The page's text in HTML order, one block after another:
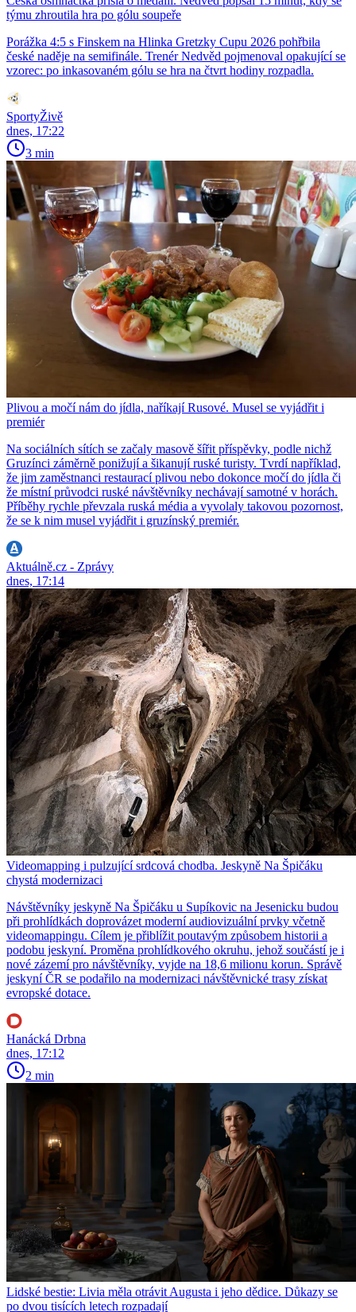
týmu zhroutila hra po gólu soupeře
Porážka 4:5 s Finskem na Hlinka Gretzky Cupu 2026 pohřbila
české naděje na semifinále. Trenér Nedvěd pojmenoval opakující se
vzorec: po inkasovaném gólu se hra na čtvrt hodiny rozpadla.
SportyŽivě
dnes, 17:22
3 min
Plivou a močí nám do jídla, naříkají Rusové. Musel se vyjádřit i
premiér
Na sociálních sítích se začaly masově šířit příspěvky, podle nichž
Gruzínci záměrně ponižují a šikanují ruské turisty. Tvrdí například,
že jim zaměstnanci restaurací plivou nebo dokonce močí do jídla či
že místní průvodci ruské návštěvníky nechávají samotné v horách.
Příběhy rychle převzala ruská média a vyvolaly takovou pozornost,
že se k nim musel vyjádřit i gruzínský premiér.
Aktuálně.cz - Zprávy
dnes, 17:14
Videomapping i pulzující srdcová chodba. Jeskyně Na Špičáku
chystá modernizaci
Návštěvníky jeskyně Na Špičáku u Supíkovic na Jesenicku budou
při prohlídkách doprovázet moderní audiovizuální prvky včetně
videomappingu. Cílem je přiblížit poutavým způsobem historii a
podobu jeskyní. Proměna prohlídkového okruhu, jehož součástí je i
nové zázemí pro návštěvníky, vyjde na 18,6 milionu korun. Správě
jeskyní ČR se podařilo na modernizaci návštěvnické trasy získat
evropské dotace.
Hanácká Drbna
dnes, 17:12
2 min
Lidské bestie: Livia měla otrávit Augusta i jeho dědice. Důkazy se
po dvou tisících letech rozpadají